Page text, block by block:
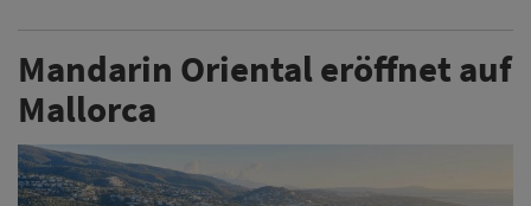
Mandarin Oriental eröffnet auf
Mallorca